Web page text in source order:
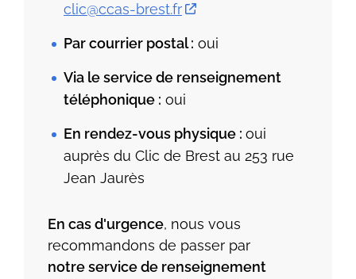
clic@ccas-brest.fr
Par courrier postal : oui
Via le service de renseignement
téléphonique : oui
En rendez-vous physique : oui
auprès du Clic de Brest au 253 rue
Jean Jaurès
En cas d'urgence, nous vous
recommandons de passer par
notre service de renseignement